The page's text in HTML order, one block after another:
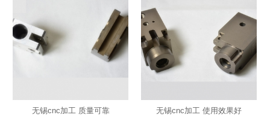
无锡cnc加工 质量可靠 无锡cnc加工 使用效果好